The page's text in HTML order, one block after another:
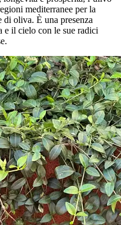
mediterranee per la
oliva. È una presenza
e il cielo con le sue radici